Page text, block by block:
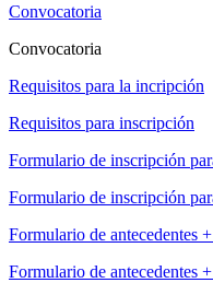
Convocatoria
Convocatoria
Requisitos para la incripción
Requisitos para inscripción
Formulario de inscripción
Formulario de inscripción
Formulario de antecedentes
Formulario de antecedentes